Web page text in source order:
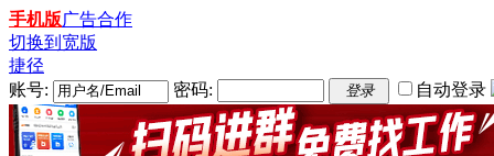
手机版广告合作
切换到宽版
捷径
账号:
密码: 登录 自动登录